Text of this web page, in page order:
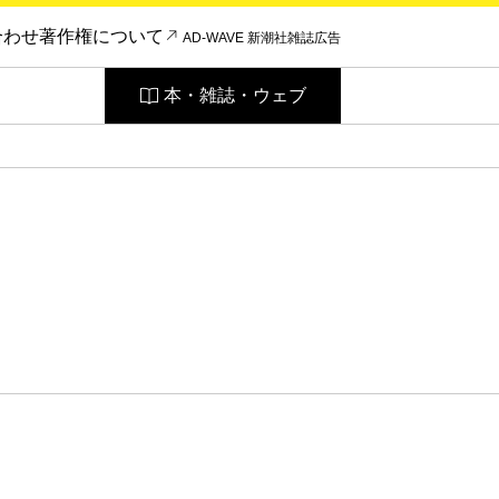
わせ著作権について AD-WAVE 新潮社雑誌広告
本・雑誌・ウェブ